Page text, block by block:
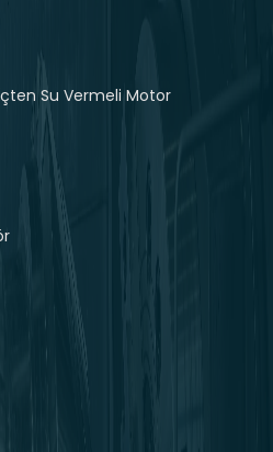
Su Vermeli Motor